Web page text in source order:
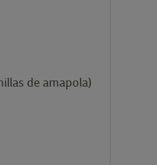
de amapola)